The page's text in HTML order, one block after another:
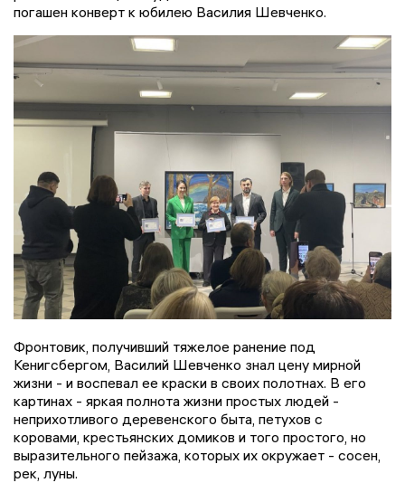
погашен конверт к юбилею Василия Шевченко.
Фронтовик, получивший тяжелое ранение под
Кенигсбергом, Василий Шевченко знал цену мирной
жизни - и воспевал ее краски в своих полотнах. В его
картинах - яркая полнота жизни простых людей -
неприхотливого деревенского быта, петухов с
коровами, крестьянских домиков и того простого, но
выразительного пейзажа, которых их окружает - сосен,
рек, луны.